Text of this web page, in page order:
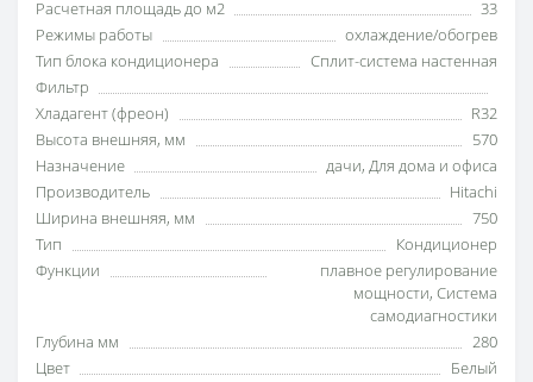
Расчетная площадь до м2
33
Режимы работы
охлаждение/обогрев
Тип блока кондиционера
Сплит-система настенная
Фильтр
Хладагент (фреон)
R32
Высота внешняя, мм
570
Назначение
дачи, Для дома и офиса
Производитель
Hitachi
Ширина внешняя, мм
750
Тип
Кондиционер
Функции
плавное регулирование
мощности, Система
самодиагностики
Глубина мм
280
Цвет
Белый